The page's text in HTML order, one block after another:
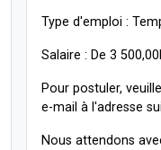
Type d'emploi :
Salaire : De 3
Pour postuler,
e-mail à l'adresse
Nous attendons